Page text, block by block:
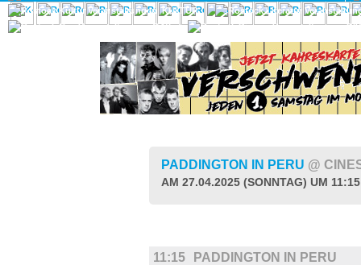
KULTUR
GAY
PADDINGTON IN PERU @
AM 27.04.2025 (SONNTAG) UM
11:15 PADDINGTON IN PERU